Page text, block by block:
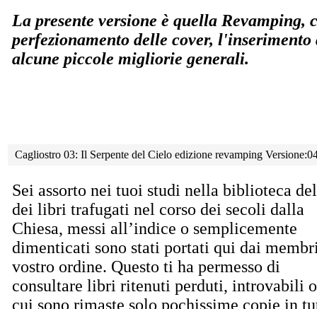
La presente versione è quella Revamping,
perfezionamento delle cover,
alcune piccole migliorie generali.
Cagliostro 03: Il Serpente del Cielo edizione revamping
Sei assorto nei tuoi studi nella biblioteca
dei libri trafugati nel corso dei secoli dalla
Chiesa, messi all’indice o semplicemente
dimenticati sono stati portati qui dai
vostro ordine. Questo ti ha permesso di
consultare libri ritenuti perduti, introvabili
cui sono rimaste solo pochissime copie in